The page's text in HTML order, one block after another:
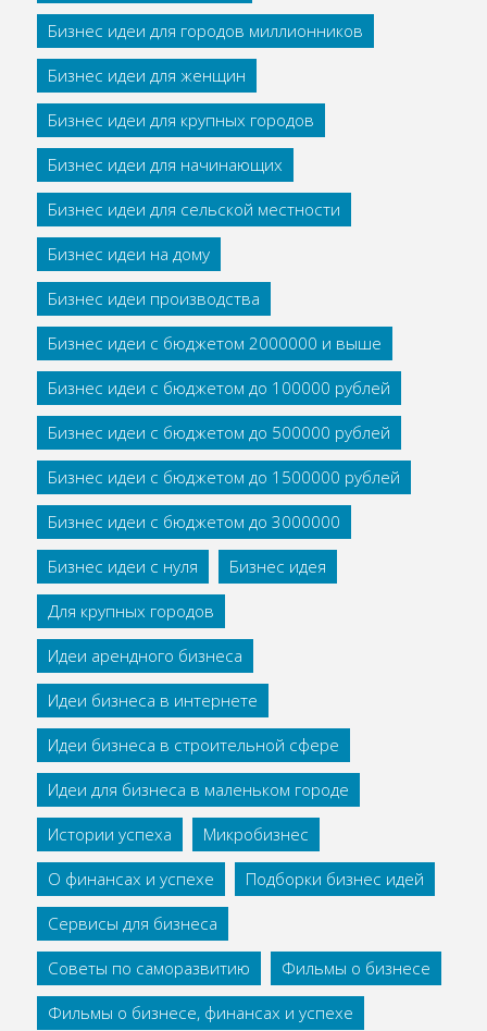
Бизнес идеи для городов миллионников
Бизнес идеи для женщин
Бизнес идеи для крупных городов
Бизнес идеи для начинающих
Бизнес идеи для сельской местности
Бизнес идеи на дому
Бизнес идеи производства
Бизнес идеи с бюджетом 2000000 и выше
Бизнес идеи с бюджетом до 100000 рублей
Бизнес идеи с бюджетом до 500000 рублей
Бизнес идеи с бюджетом до 1500000 рублей
Бизнес идеи с бюджетом до 3000000
Бизнес идеи с нуля
Бизнес идея
Для крупных городов
Идеи арендного бизнеса
Идеи бизнеса в интернете
Идеи бизнеса в строительной сфере
Идеи для бизнеса в маленьком городе
Истории успеха
Микробизнес
О финансах и успехе
Подборки бизнес идей
Сервисы для бизнеса
Советы по саморазвитию
Фильмы о бизнесе
Фильмы о бизнесе, финансах и успехе